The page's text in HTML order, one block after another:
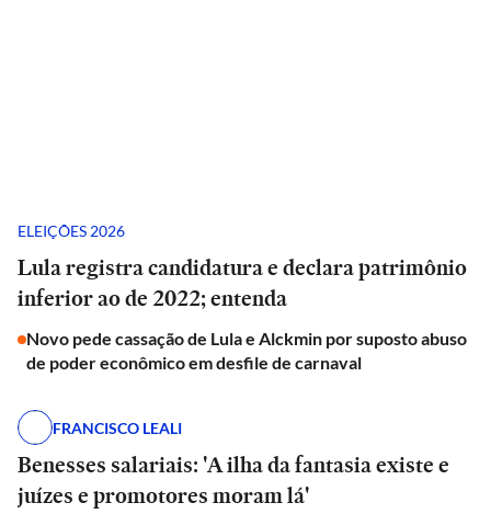
ELEIÇÕES 2026
Lula registra candidatura e declara patrimônio
inferior ao de 2022; entenda
Novo pede cassação de Lula e Alckmin por suposto abuso
de poder econômico em desfile de carnaval
FRANCISCO LEALI
Benesses salariais: 'A ilha da fantasia existe e
juízes e promotores moram lá'